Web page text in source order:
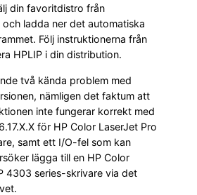
din favoritdistro från
och ladda ner det automatiska
Följ instruktionerna från
HPLIP i din distribution.
två kända problem med
nämligen det faktum att
inte fungerar korrekt med
för HP Color LaserJet Pro
samt ett I/O-fel som kan
lägga till en HP Color
4303 series-skrivare via det